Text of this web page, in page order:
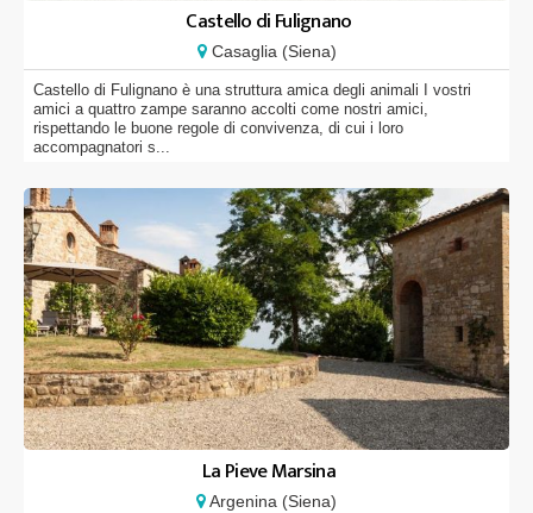
Castello di Fulignano
Casaglia (Siena)
Castello di Fulignano è una struttura amica degli animali I vostri
amici a quattro zampe saranno accolti come nostri amici,
rispettando le buone regole di convivenza, di cui i loro
accompagnatori s...
La Pieve Marsina
Argenina (Siena)